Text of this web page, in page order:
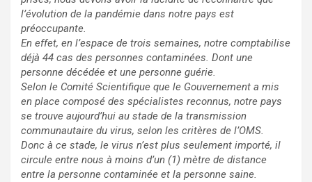
l’évolution de la pandémie dans notre pays est
préoccupante.
En effet, en l’espace de trois semaines, notre comptabilise
déjà 44 cas des personnes contaminées. Dont une
personne décédée et une personne guérie.
Selon le Comité Scientifique que le Gouvernement a mis
en place composé des spécialistes reconnus, notre pays
se trouve aujourd’hui au stade de la transmission
communautaire du virus, selon les critères de l’OMS.
Donc à ce stade, le virus n’est plus seulement importé, il
circule entre nous à moins d’un (1) mètre de distance
entre la personne contaminée et la personne saine.